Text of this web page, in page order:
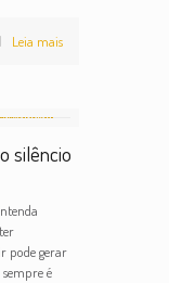
Leia mais
silêncio
pode gerar
é